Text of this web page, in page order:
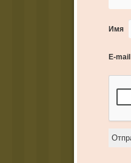
Имя
E-mail